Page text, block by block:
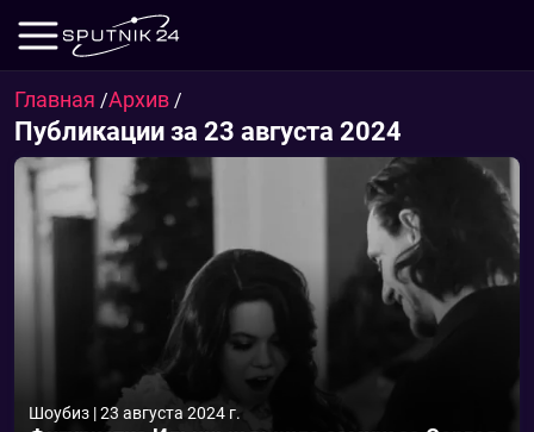
Главная /Архив /
Публикации за 23 августа 2024
Шоубиз |23 августа 2024 г.